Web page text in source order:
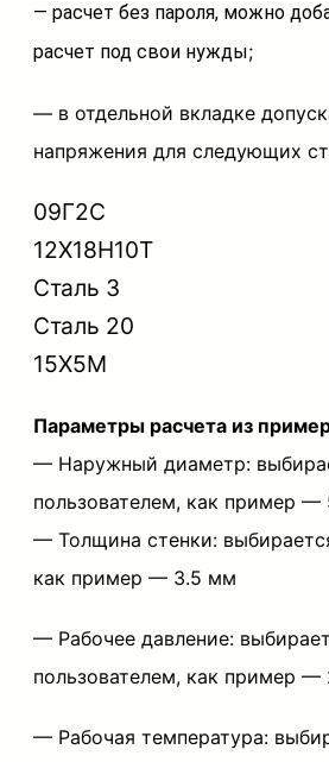
р
б
н
а
п
р
о
в
E
— расчет без пароля, можно
расчет под свои нужды;
— в отдельной вкладке
напряжения для следующих
09Г2С
12Х18Н10Т
Сталь 3
Сталь 20
15Х5М
Параметры расчета из
— Наружный диаметр:
пользователем, как пример
— Толщина стенки:
как пример — 3.5 мм
— Рабочее давление:
пользователем, как пример —
— Рабочая температура: